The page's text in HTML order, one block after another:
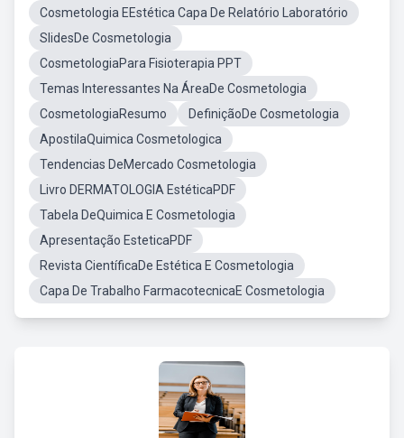
Cosmetologia EEstética Capa De Relatório Laboratório
SlidesDe Cosmetologia
CosmetologiaPara Fisioterapia PPT
Temas Interessantes Na ÁreaDe Cosmetologia
CosmetologiaResumo
DefiniçãoDe Cosmetologia
ApostilaQuimica Cosmetologica
Tendencias DeMercado Cosmetologia
Livro DERMATOLOGIA EstéticaPDF
Tabela DeQuimica E Cosmetologia
Apresentação EsteticaPDF
Revista CientíficaDe Estética E Cosmetologia
Capa De Trabalho FarmacotecnicaE Cosmetologia